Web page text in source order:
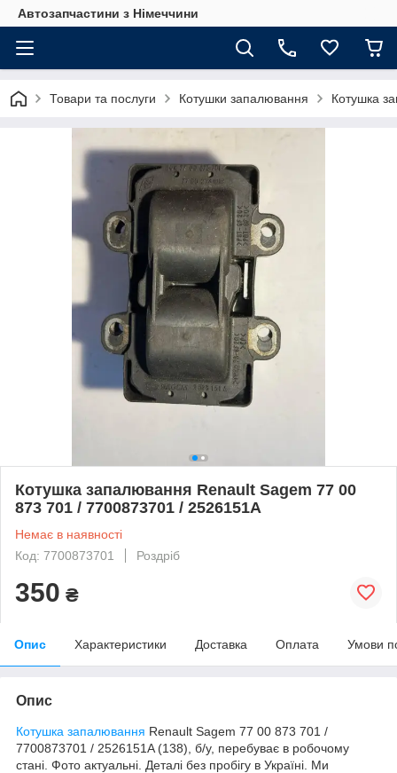
Автозапчастини з Німеччини
Товари та послуги Котушки запалювання Котушка
Котушка запалювання Renault Sagem 77 00
873 701 / 7700873701 / 2526151A
Немає в наявності
Код: 7700873701
Роздріб
350 ₴
Опис Характеристики Доставка Оплата Умови
Опис
Котушка запалювання Renault Sagem 77 00 873 701 /
7700873701 / 2526151A (138), б/у, перебуває в робочому
стані. Фото актуальні. Деталі без пробігу в Україні. Ми